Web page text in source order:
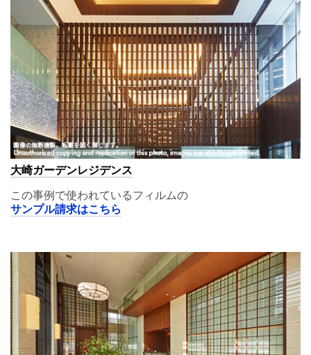
大崎ガーデンレジデンス
この事例で使われているフィルムの
サンプル請求はこちら